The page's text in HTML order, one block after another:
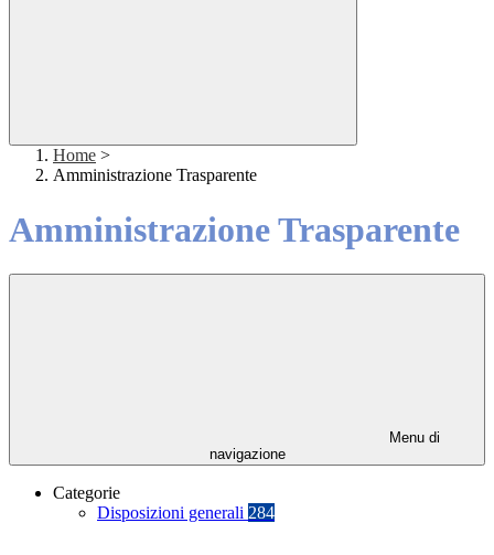
Home >
Amministrazione Trasparente
Amministrazione Trasparente
Menu di
navigazione
Categorie
Disposizioni generali 284